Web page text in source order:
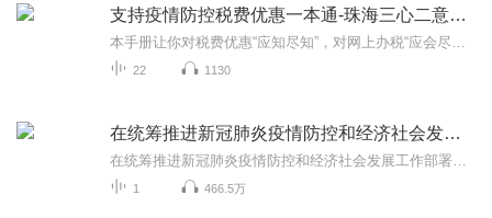
支持疫情防控税费优惠一本通-珠海三心二意财税
22 1130
在统筹推进新冠肺炎疫情防控和经济社会发展工作部署会议上的讲话
1 466.5万